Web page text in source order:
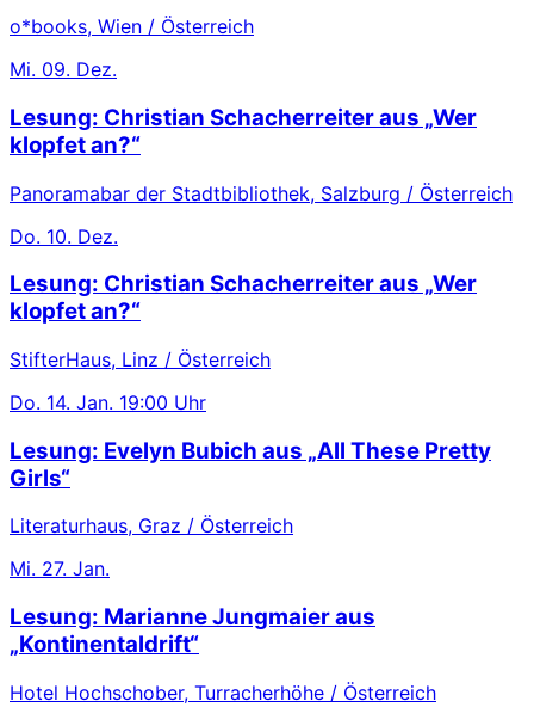
o*books, Wien / Österreich
Mi. 09. Dez.
Lesung: Christian Schacherreiter aus „Wer
klopfet an?“
Panoramabar der Stadtbibliothek, Salzburg / Österreich
Do. 10. Dez.
Lesung: Christian Schacherreiter aus „Wer
klopfet an?“
StifterHaus, Linz / Österreich
Do. 14. Jan. 19:00 Uhr
Lesung: Evelyn Bubich aus „All These Pretty
Girls“
Literaturhaus, Graz / Österreich
Mi. 27. Jan.
Lesung: Marianne Jungmaier aus
„Kontinentaldrift“
Hotel Hochschober, Turracherhöhe / Österreich